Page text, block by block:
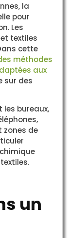
la
pour
Les
textiles
cette
méthodes
aux
sur des
les bureaux,
zones de
un